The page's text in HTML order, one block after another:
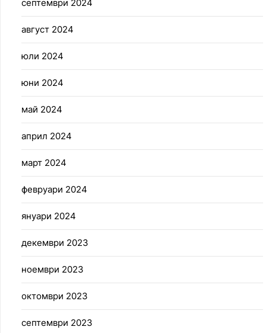
септември 2024
август 2024
юли 2024
юни 2024
май 2024
април 2024
март 2024
февруари 2024
януари 2024
декември 2023
ноември 2023
октомври 2023
септември 2023